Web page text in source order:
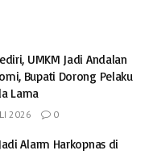
UMKM Jadi Andalan
Bupati Dorong Pelaku
Lama
2026 0
Alarm Harkopnas di